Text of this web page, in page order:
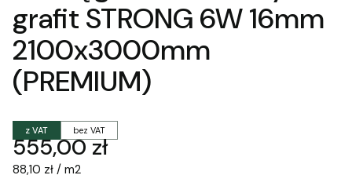
grafit STRONG 6W 16mm
2100x3000mm
(PREMIUM)
z VAT bez VAT
Cena
555,00 zł
88,10 zł / m2